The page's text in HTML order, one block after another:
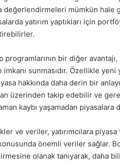
değerlendirmeleri mümkün hale
yatırım yaptıkları için
programlarının bir diğer
imkanı sunmasıdır. Özellikle
hakkında daha derin bir
üzerinden takip edebilir ve
kaybı yaşamadan
ve veriler, yatırımcılara
önemli veriler sağlar.
olanak tanıyarak, daha